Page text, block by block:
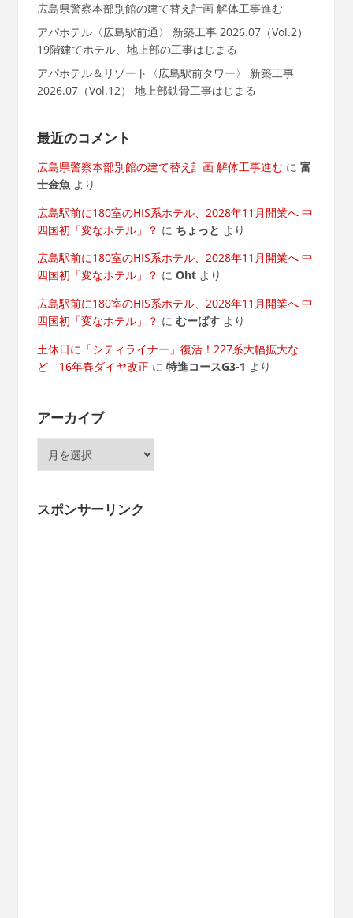
広島県警察本部別館の建て替え計画 解体工事進む
アパホテル〈広島駅前通〉 新築工事 2026.07（Vol.2）
19階建てホテル、地上部の工事はじまる
アパホテル＆リゾート〈広島駅前タワー〉 新築工事
2026.07（Vol.12） 地上部鉄骨工事はじまる
最近のコメント
広島県警察本部別館の建て替え計画 解体工事進むに 富
士金魚より
広島駅前に180室のHIS系ホテル、2028年11月開業へ 中
四国初「変なホテル」？ に ちょっと より
広島駅前に180室のHIS系ホテル、2028年11月開業へ 中
四国初「変なホテル」？ に Ohtより
広島駅前に180室のHIS系ホテル、2028年11月開業へ 中
四国初「変なホテル」？ に むーばすより
土休日に「シティライナー」復活！227系大幅拡大な
ど 16年春ダイヤ改正 に 特進コースG3-1 より
アーカイブ
ブ
スポンサーリンク